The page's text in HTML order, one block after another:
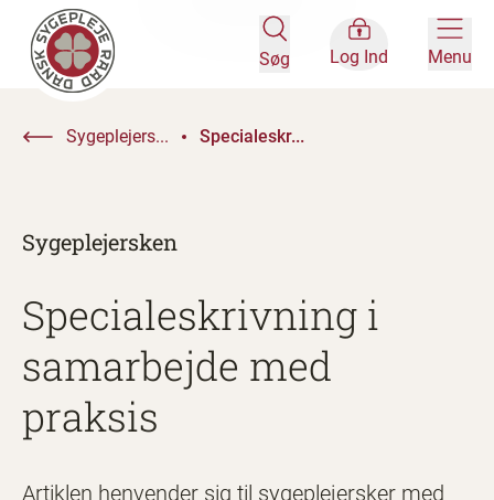
Søg Log Ind Menu
Sygeplejers... Specialeskr...
Sygeplejersken
Specialeskrivning i
samarbejde med
praksis
Artiklen henvender sig til sygeplejersker med